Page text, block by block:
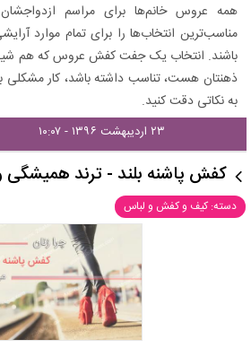
همه عروس خانم‌ها برای مراسم
مناسب‌ترین انتخاب‌ها را برای تمام موارد
باشند. انتخاب یک جفت کفش عروس که هم
ذهنتان هست، تناسب داشته باشد، کار مشکلی
به نکاتی دقت کنید.
۲۳ اردیبهشت ۱۳۹۶ - ۱۰:۰۷
کفش پاشنه بلند - ترند همیشگی
دسته: کیف و کفش و لباس